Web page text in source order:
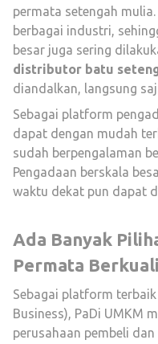
permata setengah
berbagai industri,
besar juga sering
distributor batu
diandalkan, langsung
Sebagai platform
dapat dengan mudah
sudah berpengalaman
Pengadaan berskala
waktu dekat pun dapat
Ada Banyak
Permata
Sebagai platform
Business), PaDi UMKM
perusahaan pembeli